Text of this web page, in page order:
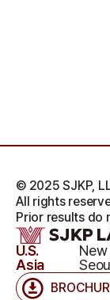
U.S.
Asia
© 2025 SJKP,
All rights
Prior results do